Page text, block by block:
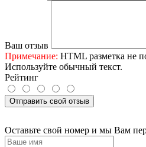
Ваш отзыв
Примечание: HTML разметка не
Используйте обычный текст.
Рейтинг
Отправить свой отзыв
Оставьте свой номер и мы Вам